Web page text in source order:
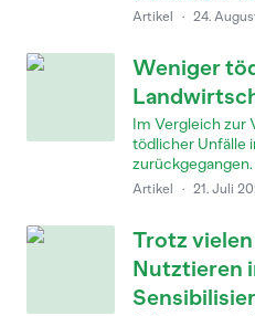
Artikel · 24.
Weniger
Im Vergleich zur
tödlicher Unfälle
Artikel · 21. Juli
Trotz
Nutztieren